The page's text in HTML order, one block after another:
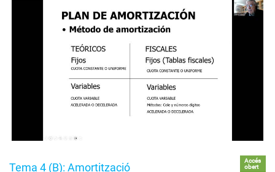
Tema 4 (B): Amortització
Accés
obert